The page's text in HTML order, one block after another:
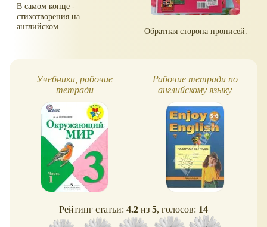
В самом конце -
стихотворения на
английском.
Обратная сторона прописей.
Учебники, рабочие
тетради
Рабочие тетради по
английскому языку
Рейтинг статьи: 4.2 из 5, голосов: 14